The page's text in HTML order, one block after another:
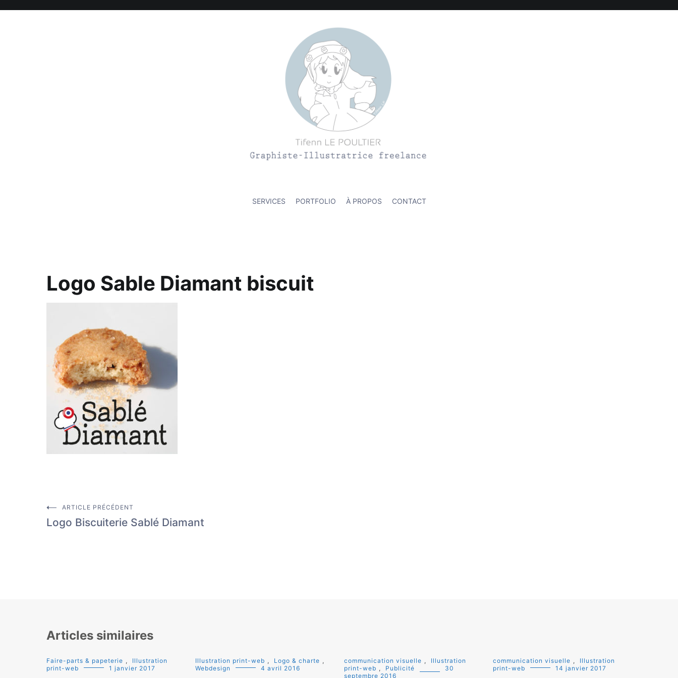
SERVICES
PORTFOLIO À PROPOS CONTACT
Logo Sable Diamant biscuit
Navigation
de
ARTICLE PRÉCÉDENT
Logo Biscuiterie Sablé Diamant
Articles similaires
Faire-parts & papeterie ,
Illustration
print-web
1 janvier 2017
Illustration print-web , Logo & charte ,
Webdesign
4 avril 2016
communication visuelle ,
Illustration
print-web , Publicité
30
septembre 2016
communication visuelle ,
Illustration
print-web
14 janvier 2017